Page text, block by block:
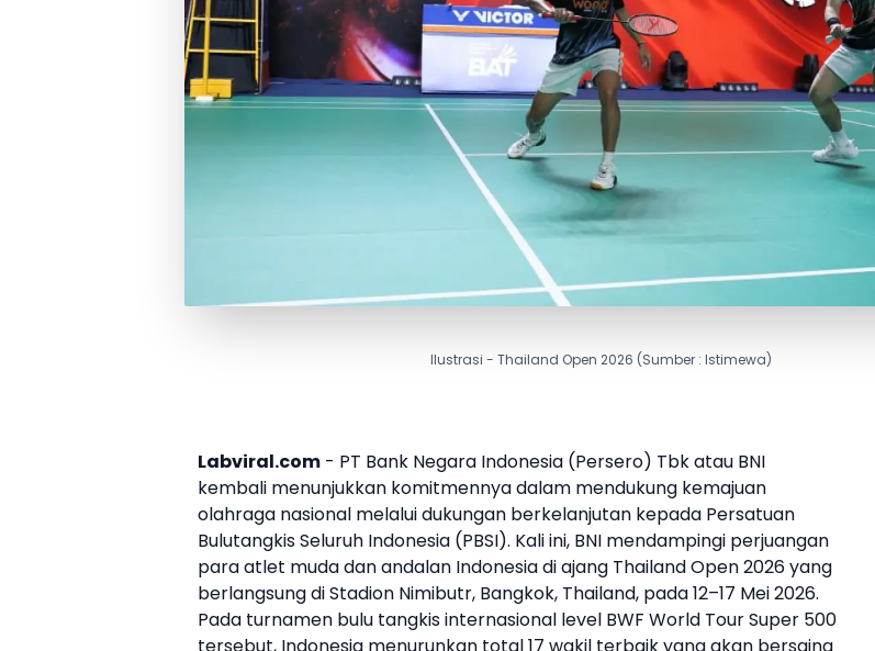
Ilustrasi - Thailand Open 2026 (Sumber : Istimewa)
Labviral.com - PT Bank Negara Indonesia (Persero) Tbk atau BNI
kembali menunjukkan komitmennya dalam mendukung kemajuan
olahraga nasional melalui dukungan berkelanjutan kepada Persatuan
Bulutangkis Seluruh Indonesia (PBSI). Kali ini, BNI mendampingi perjuangan
para atlet muda dan andalan Indonesia di ajang Thailand Open 2026 yang
berlangsung di Stadion Nimibutr, Bangkok, Thailand, pada 12–17 Mei 2026.
Pada turnamen bulu tangkis internasional level BWF World Tour Super 500